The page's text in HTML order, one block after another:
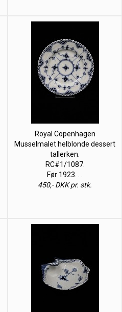
Royal Copenhagen
Musselmalet helblonde dessert
tallerken.
RC#1/1087.
Før 1923. . .
450,- DKK pr. stk.